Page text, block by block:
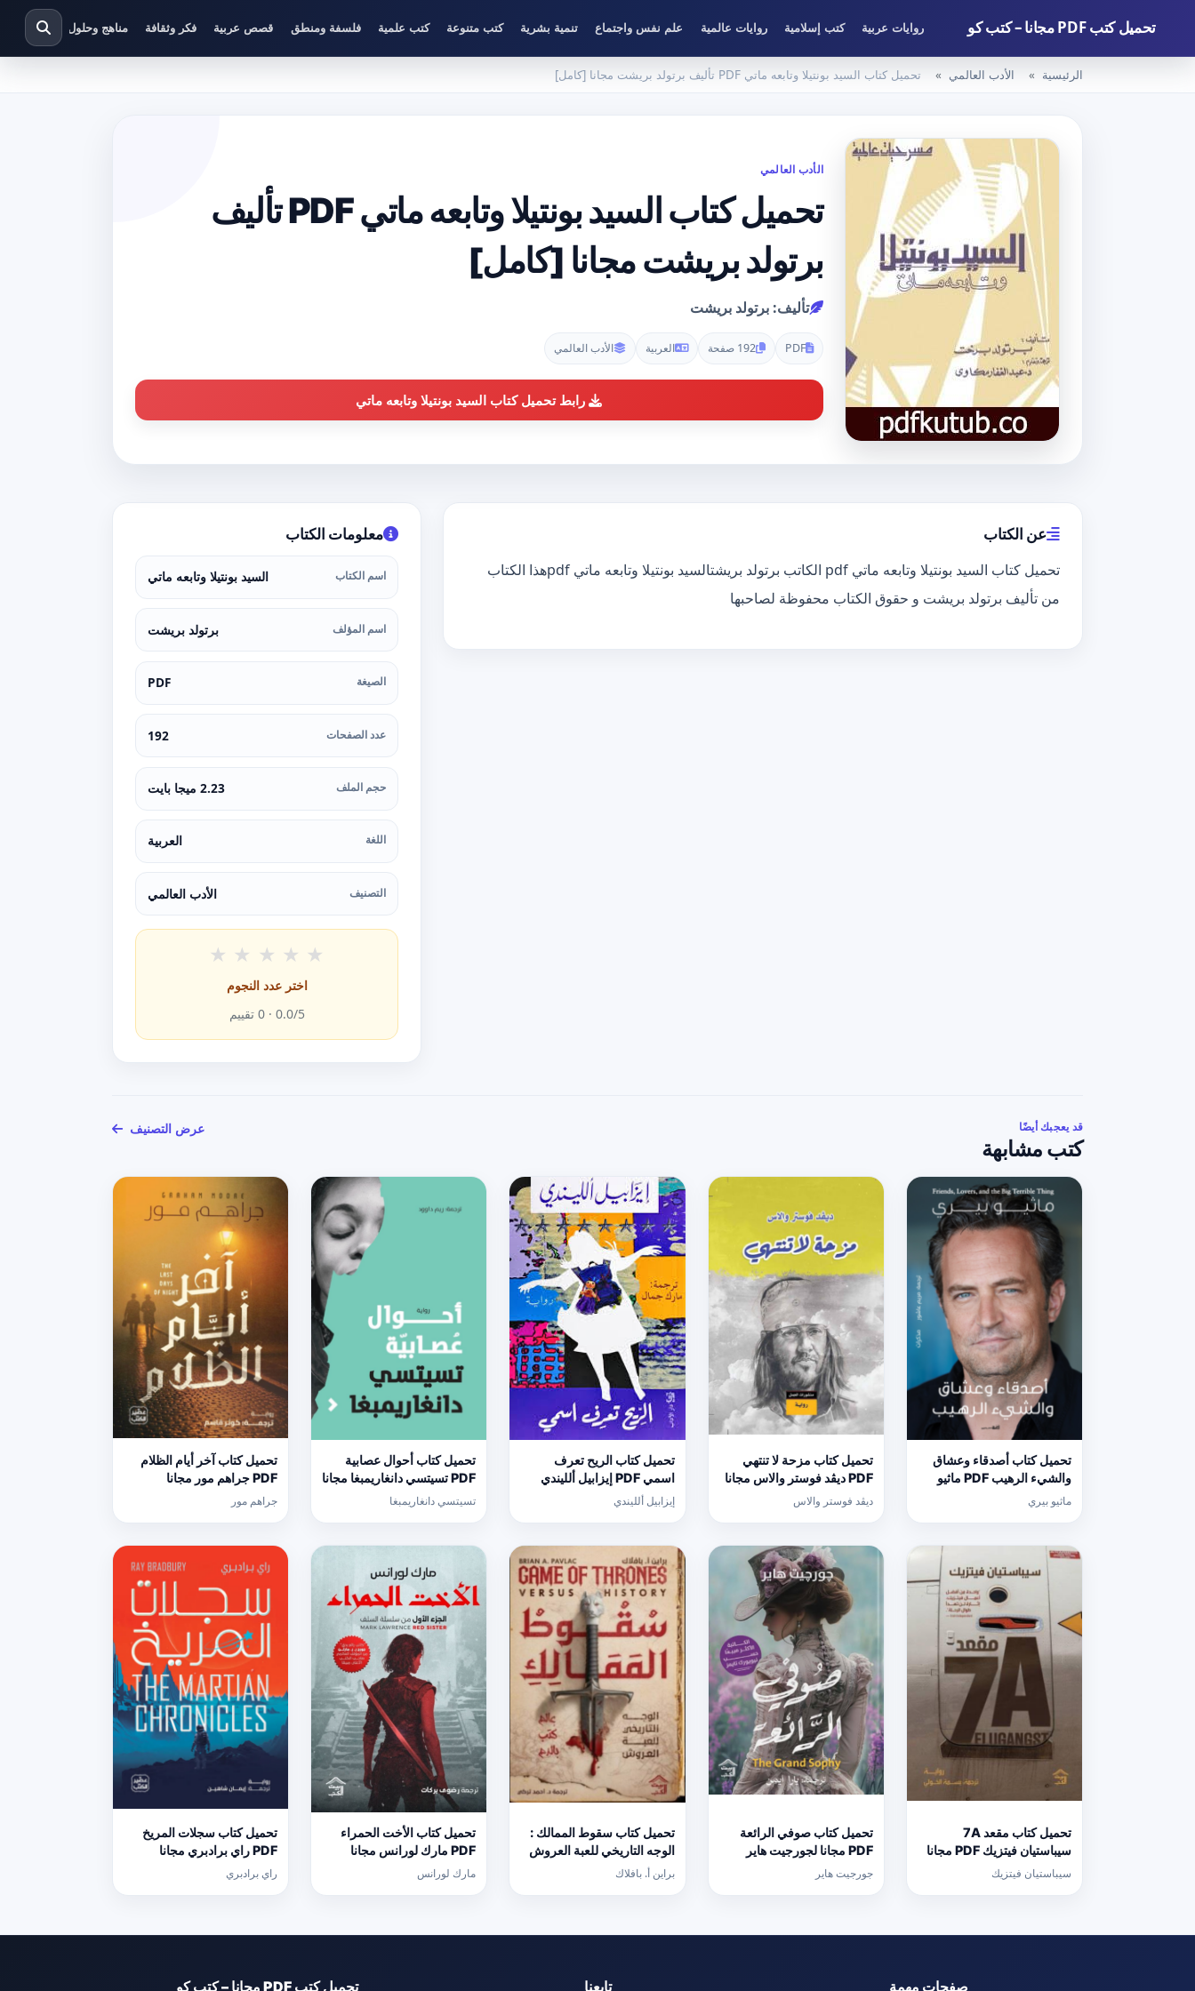
تحميل كتب PDF مجانا – كتب كو روايات عربية كتب إسلامية روايات عالمية علم نفس واجتماع تنمية بشرية كتب متنوعة كتب علمية فلسفة ومنطق قصص عربية فكر وثقافة مناهج وحلول دراسية
الرئيسية الأدب العالمي تحميل كتاب السيد بونتيلا وتابعه ماتي PDF تأليف برتولد بريشت مجانا [كامل]
الأدب العالمي
تحميل كتاب السيد بونتيلا وتابعه ماتي PDF تأليف
برتولد بريشت مجانا [كامل]
تأليف: برتولد بريشت
PDF 192 صفحة العربية الأدب العالمي
رابط تحميل كتاب السيد بونتيلا وتابعه ماتي
عن الكتاب
تحميل كتاب السيد بونتيلا وتابعه ماتي pdf الكاتب برتولد بريشتالسيد بونتيلا وتابعه ماتي pdfهذا الكتاب
من تأليف برتولد بريشت و حقوق الكتاب محفوظة لصاحبها
معلومات الكتاب
اسم الكتاب السيد بونتيلا وتابعه ماتي
اسم المؤلف برتولد بريشت
الصيغة PDF
عدد الصفحات 192
حجم الملف 2.23 ميجا بايت
اللغة العربية
التصنيف الأدب العالمي
★ ★ ★ ★ ★
اختر عدد النجوم
0.0/5 ·
0 تقييم
قد يعجبك أيضًا
كتب مشابهة
عرض التصنيف
تحميل كتاب أصدقاء وعشاق
والشيء الرهيب PDF ماثيو
بيري مجانا برابط مباشر
ماثيو بيري
تحميل كتاب مزحة لا تنتهي
PDF ديڤد فوستر والاس مجانا
برابط مباشر
ديڤد فوستر والاس
تحميل كتاب الريح تعرف
اسمي PDF إيزابيل ألليندي
مجانا
إيزابيل ألليندي
تحميل كتاب أحوال عصابية
PDF تسيتسي دانغاريمبغا مجانا
تسيتسي دانغاريمبغا
تحميل كتاب آخر أيام الظلام
PDF جراهم مور مجانا
جراهم مور
تحميل كتاب مقعد 7A
سيباستيان فيتزيك PDF مجانا
برابط مباشر
سيباستيان فيتزيك
تحميل كتاب صوفي الرائعة
PDF مجانا لجورجيت هاير
برابط مباشر
جورجيت هاير
تحميل كتاب سقوط الممالك :
الوجه التاريخي للعبة العروش
PDF مجانا
براين أ. بافلاك
تحميل كتاب الأخت الحمراء
PDF مارك لورانس مجانا
برابط مباشر
مارك لورانس
تحميل كتاب سجلات المريخ
PDF راي برادبري مجانا
راي برادبري
صفحات مهمة تابعنا تحميل كتب PDF مجانا – كتب كو